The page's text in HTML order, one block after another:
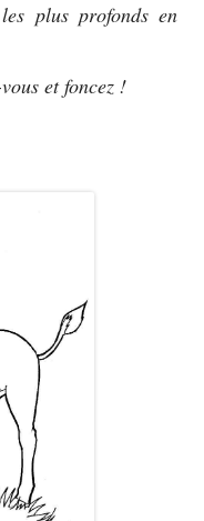
plus profonds en
et foncez !